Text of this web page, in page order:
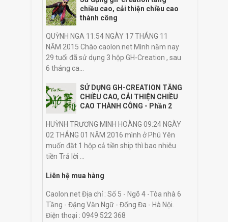
chiều cao, cải thiện chiều cao
thành công
QUỲNH NGA 11:54 NGÀY 17 THÁNG 11
NĂM 2015 Chào caolon.net Mình năm nay
29 tuổi đã sử dụng 3 hộp GH-Creation , sau
6 tháng ca...
SỬ DỤNG GH-CREATION TĂNG
CHIỀU CAO, CẢI THIỆN CHIỀU
CAO THÀNH CÔNG - Phần 2
HUỲNH TRƯƠNG MINH HOÀNG 09:24 NGÀY
02 THÁNG 01 NĂM 2016 mình ở Phú Yên
muốn đặt 1 hộp cả tiền ship thì bao nhiêu
tiền Trả lời ...
Liên hệ mua hàng
Caolon.net Địa chỉ : Số 5 - Ngõ 4 -Tòa nhà 6
Tầng - Đặng Văn Ngữ - Đống Đa - Hà Nội.
Điện thoại : 0949 522 368